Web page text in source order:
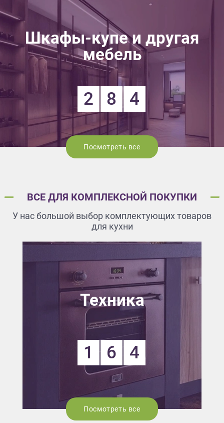
Шкафы-купе и другая
мебель
2 8 4
Посмотреть все
ВСЕ ДЛЯ КОМПЛЕКСНОЙ ПОКУПКИ
У нас большой выбор комплектующих товаров
для кухни
Техника
1 6 4
Посмотреть все